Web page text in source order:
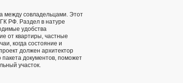
между совладельцами. Этот
РФ. Раздел в натуре
удобства
от квартиры, частные
когда состояние и
должен архитектор
документов, поможет
участок.